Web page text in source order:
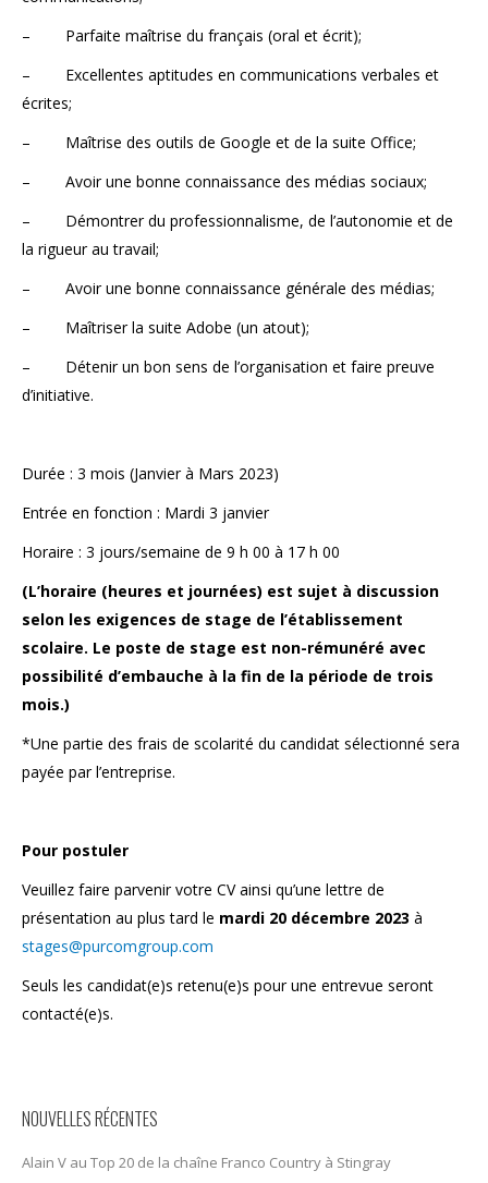
– Parfaite maîtrise du français (oral et écrit);
– Excellentes aptitudes en communications verbales et
écrites;
– Maîtrise des outils de Google et de la suite Office;
– Avoir une bonne connaissance des médias sociaux;
– Démontrer du professionnalisme, de l’autonomie et de
la rigueur au travail;
– Avoir une bonne connaissance générale des médias;
– Maîtriser la suite Adobe (un atout);
– Détenir un bon sens de l’organisation et faire preuve
d’initiative.
Durée : 3 mois (Janvier à Mars 2023)
Entrée en fonction : Mardi 3 janvier
Horaire : 3 jours/semaine de 9 h 00 à 17 h 00
(L’horaire (heures et journées) est sujet à discussion
selon les exigences de stage de l’établissement
scolaire. Le poste de stage est non-rémunéré avec
possibilité d’embauche à la fin de la période de trois
mois.)
*Une partie des frais de scolarité du candidat sélectionné sera
payée par l’entreprise.
Pour postuler
Veuillez faire parvenir votre CV ainsi qu’une lettre de
présentation au plus tard le mardi 20 décembre 2023 à
stages@purcomgroup.com
Seuls les candidat(e)s retenu(e)s pour une entrevue seront
contacté(e)s.
NOUVELLES RÉCENTES
Alain V au Top 20 de la chaîne Franco Country à Stingray